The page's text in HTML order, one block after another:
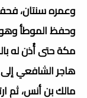
وعمره سنتان،
وحفظ الموطأ
مكة حتى أُذن له
هاجر الشافعي إلى
مالك بن أنس، ثم